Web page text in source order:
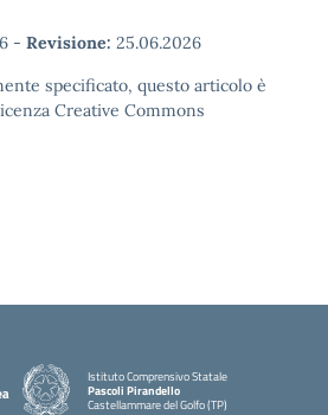
- Revisione: 25.06.2026
specificato, questo articolo è
Creative Commons
Istituto Comprensivo Statale
Pascoli Pirandello
Castellammare del Golfo (TP)